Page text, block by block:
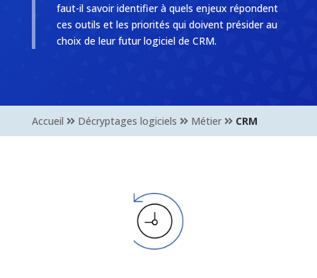
faut-il savoir identifier à quels enjeux répondent
ces outils et les priorités qui doivent présider au
choix de leur futur logiciel de CRM.
Accueil Décryptages logiciels Métier CRM